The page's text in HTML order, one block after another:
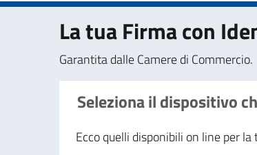
La tua Firma con
Garantita dalle Camere di Commercio.
Seleziona il dispositivo
Ecco quelli disponibili on line per